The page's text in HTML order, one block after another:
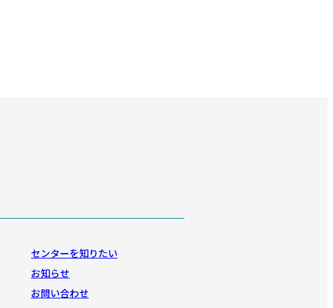
センターを知りたい
お知らせ
お問い合わせ